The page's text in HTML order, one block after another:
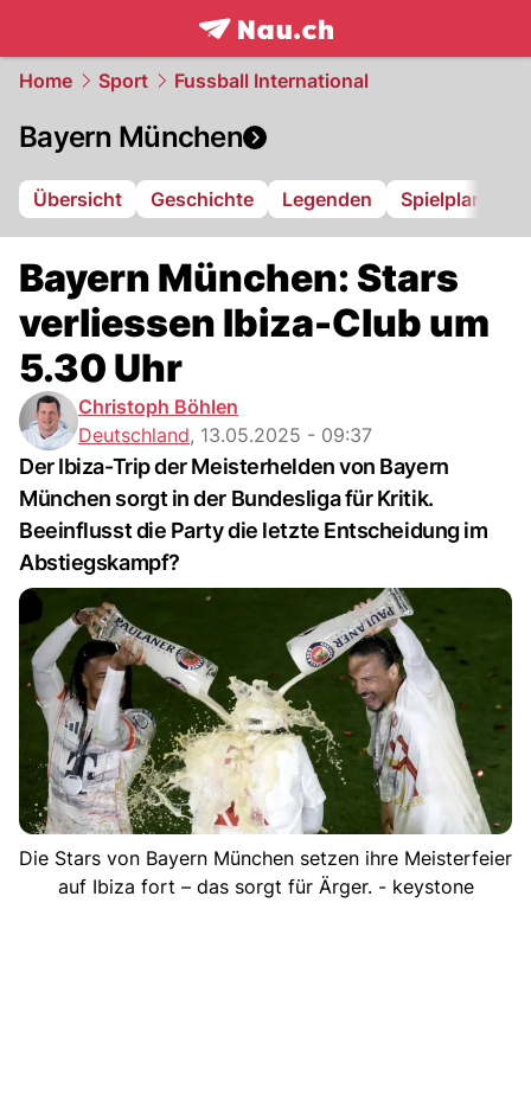
frontpage.NAU.ch
Home Sport Fussball International
Bayern München
Übersicht Geschichte Legenden Spielplan
Bayern München: Stars
verliessen Ibiza-Club um
5.30 Uhr
Christoph Böhlen
Deutschland, 13.05.2025 - 09:37
Der Ibiza-Trip der Meisterhelden von Bayern
München sorgt in der Bundesliga für Kritik.
Beeinflusst die Party die letzte Entscheidung im
Abstiegskampf?
Die Stars von Bayern München setzen ihre Meisterfeier
auf Ibiza fort – das sorgt für Ärger. - keystone